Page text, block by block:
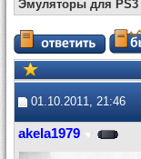
Эмуляторы для PS3
01.10.2011, 21:46
akela1979